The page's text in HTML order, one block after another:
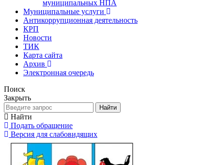
муниципальных НПА
Муниципальные услуги
Антикоррупционная деятельность
КРП
Новости
ТИК
Карта сайта
Архив
Электронная очередь
Поиск
Закрыть
Найти
Найти
Подать обращение
Версия для слабовидящих